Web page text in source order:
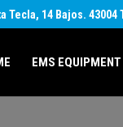
Tecla, 14 Bajos. 43004
EMS EQUIPMENT